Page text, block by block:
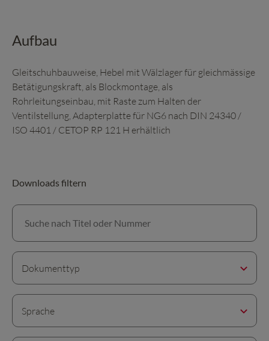
Aufbau
Gleitschuhbauweise, Hebel mit Wälzlager für gleichmässige
Betätigungskraft, als Blockmontage, als
Rohrleitungseinbau, mit Raste zum Halten der
Ventilstellung, Adapterplatte für NG6 nach DIN 24340 /
ISO 4401 / CETOP RP 121 H erhältlich
Downloads filtern
Suche nach Titel oder Nummer
Dokumenttyp
Sprache